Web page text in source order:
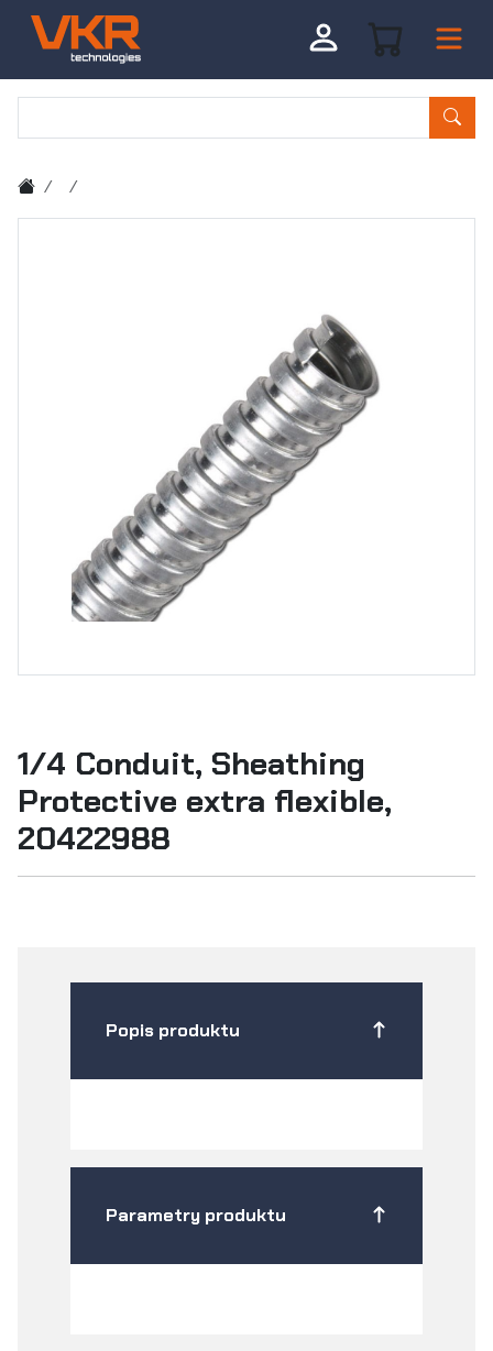
1/4 Conduit, Sheathing
Protective extra flexible,
20422988
Popis produktu
Parametry produktu